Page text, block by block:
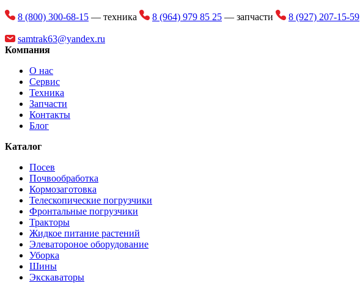
8 (800) 300-68-15 — техника 8 (964) 979 85 25 — запчасти 8 (927) 207-15-59
samtrak63@yandex.ru
Компания
О нас
Сервис
Техника
Запчасти
Контакты
Блог
Каталог
Посев
Почвообработка
Кормозаготовка
Телескопические погрузчики
Фронтальные погрузчики
Тракторы
Жидкое питание растений
Элеватороное оборудование
Уборка
Шины
Экскаваторы